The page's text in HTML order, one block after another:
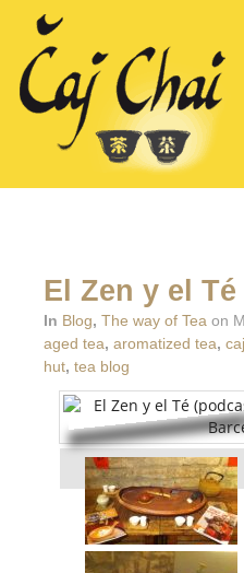
El Zen y el
In Blog, The way of Tea on
aged tea, aromatized tea,
hut, tea blog